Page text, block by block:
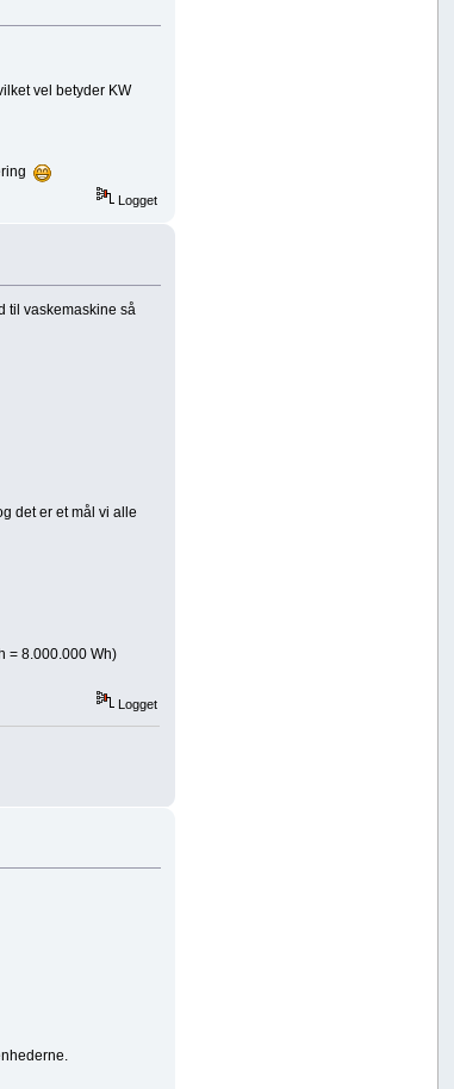
vel betyder KW
Logget
til vaskemaskine så
det er et mål vi alle
= 8.000.000 Wh)
Logget